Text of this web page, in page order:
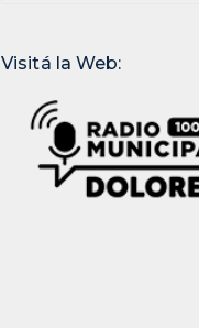
Visitá la Web: